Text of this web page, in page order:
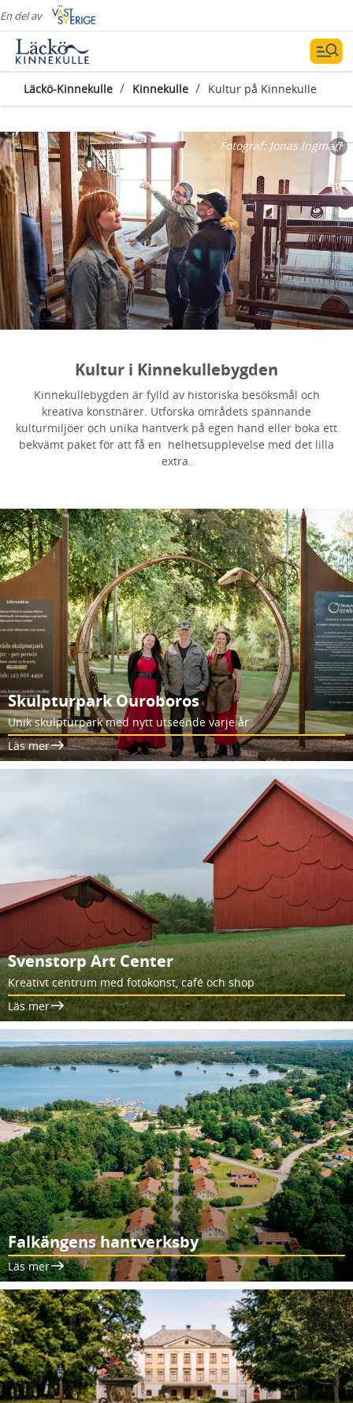
En del av
Läckö-Kinnekulle / Kinnekulle / Kultur på Kinnekulle
Fotograf: Jonas Ingman
Kultur i Kinnekullebygden
Kinnekullebygden är fylld av historiska besöksmål och
kreativa konstnärer. Utforska områdets spännande
kulturmiljöer och unika hantverk på egen hand eller boka ett
bekvämt paket för att få en helhetsupplevelse med det lilla
extra.
Skulpturpark Ouroboros
Unik skulpturpark med nytt utseende varje år
Läs mer
Svenstorp Art Center
Kreativt centrum med fotokonst, café och shop
Läs mer
Falkängens hantverksby
Läs mer